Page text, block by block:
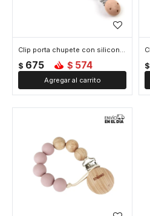
Clip porta chupete con silicona mordillo Gris
$ 675 $ 574 $